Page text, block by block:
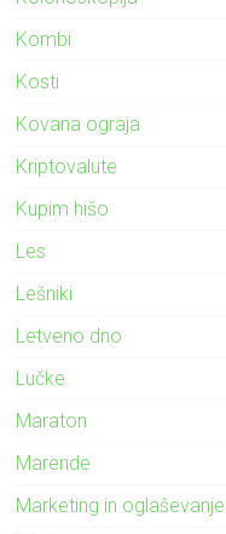
Kombi
Kosti
Kovana ograja
Kriptovalute
Kupim hišo
Les
Lešniki
Letveno dno
Lučke
Maraton
Marende
Marketing in oglaševanje